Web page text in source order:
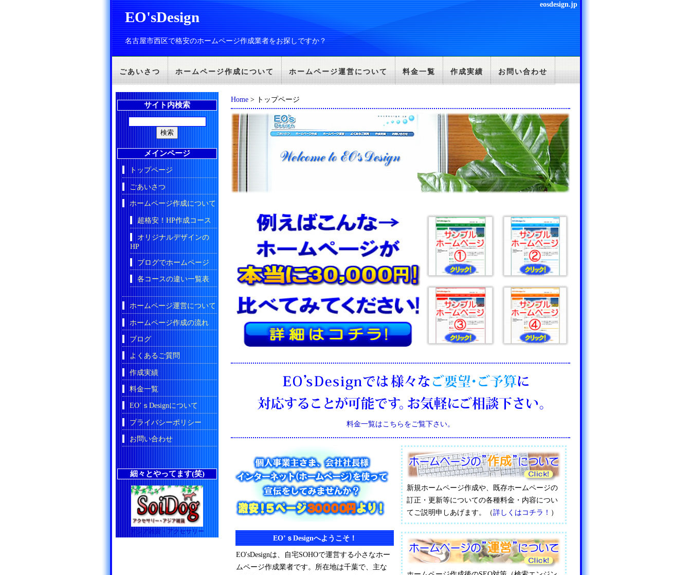
EO'sDesign
名古屋市西区で格安のホームページ作成業者をお探しですか？
eosdesign.jp
ごあいさつ ホームページ作成について ホームページ運営について 料金一覧 作成実績 お問い合わせ
Home > トップページ
料金一覧はこちらをご覧下さい。
EO’ｓDesignへようこそ！
EO'sDesignは、自宅SOHOで運営する小さなホー
ムページ作成業者です。所在地は千葉で、主な
新規ホームページ作成や、既存ホームページの
訂正・更新等についての各種料金・内容につい
てご説明申しあげます。（詳しくはコチラ！ ）
サイト内検索
メインページ
トップページ
ごあいさつ
ホームページ作成について
超格安！HP作成コース
オリジナルデザインの
HP
ブログでホームページ
各コースの違い一覧表
ホームページ運営について
ホームページ作成の流れ
ブログ
よくあるご質問
作成実績
料金一覧
EO’ｓDesignについて
プライバシーポリシー
お問い合わせ
細々とやってます(笑)
アジア雑貨・アクセサリー